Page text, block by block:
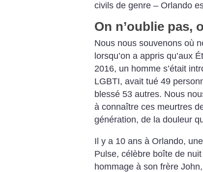
civils de genre – Orlando
On n’oublie pas,
Nous nous souvenons où
lorsqu’on a appris qu’aux
2016, un homme s’était
LGBTI, avait tué 49
blessé 53 autres. Nous
à connaître ces meurtres
génération, de la douleur
Il y a 10 ans à Orlando,
Pulse, célèbre boîte de
hommage à son frère